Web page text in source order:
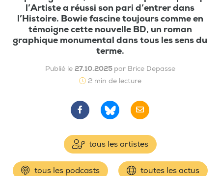
l’Artiste a réussi son pari d’entrer dans
l’Histoire. Bowie fascine toujours comme en
témoigne cette nouvelle BD, un roman
graphique monumental dans tous les sens du
terme.
Publié le 27.10.2025 par Brice Depasse
2 min de lecture
tous les artistes
tous les podcasts toutes les actus